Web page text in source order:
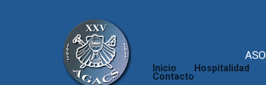
Inicio Hospitalidad
Contacto